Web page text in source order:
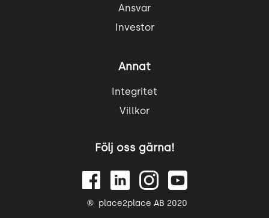
Ansvar
Investor
Annat
Integritet
Villkor
Följ oss gärna!
place2place AB 2020